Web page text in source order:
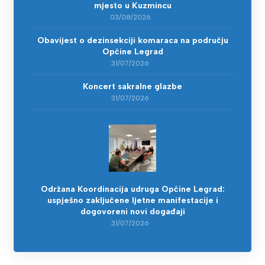
mjesto u Kuzmincu
03/08/2026
Obavijest o dezinsekciji komaraca na području
Općine Legrad
31/07/2026
Koncert sakralne glazbe
31/07/2026
Održana Koordinacija udruga Općine Legrad:
uspješno zaključene ljetne manifestacije i
dogovoreni novi događaji
31/07/2026